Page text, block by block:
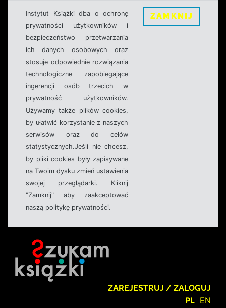
Instytut Książki dba o ochronę
prywatności użytkowników i
bezpieczeństwo przetwarzania
ich danych osobowych oraz
stosuje odpowiednie rozwiązania
technologiczne zapobiegające
ingerencji osób trzecich w
prywatność użytkowników.
Używamy także plików cookies,
by ułatwić korzystanie z naszych
serwisów oraz do celów
statystycznych.Jeśli nie chcesz,
by pliki cookies były zapisywane
na Twoim dysku zmień ustawienia
swojej przeglądarki. Kliknij
"Zamknij" aby zaakceptować
naszą politykę prywatności.
ZAMKNIJ
ZAREJESTRUJ / ZALOGUJ
PL EN